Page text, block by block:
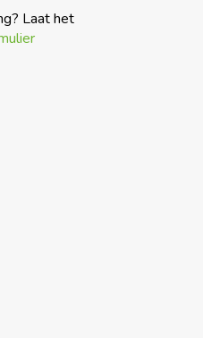
Laat het